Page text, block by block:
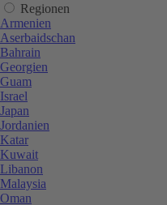
Regionen
Armenien
Aserbaidschan
Bahrain
Georgien
Guam
Israel
Japan
Jordanien
Katar
Kuwait
Libanon
Malaysia
Oman